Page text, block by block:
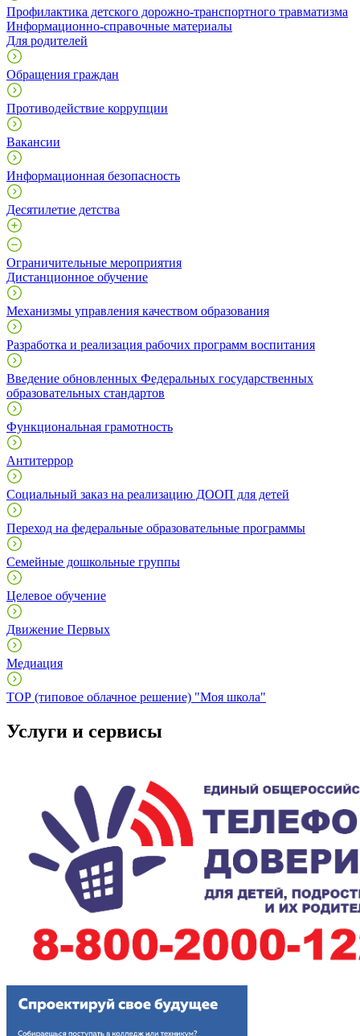
Профилактика детского дорожно-транспортного травматизма
Информационно-справочные материалы
Для родителей
Обращения граждан
Противодействие коррупции
Вакансии
Информационная безопасность
Десятилетие детства
Ограничительные мероприятия
Дистанционное обучение
Механизмы управления качеством образования
Разработка и реализация рабочих программ воспитания
Введение обновленных Федеральных государственных
образовательных стандартов
Функциональная грамотность
Антитеррор
Социальный заказ на реализацию ДООП для детей
Переход на федеральные образовательные программы
Семейные дошкольные группы
Целевое обучение
Движение Первых
Медиация
ТОР (типовое облачное решение) "Моя школа"
Услуги и сервисы